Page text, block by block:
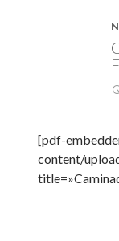
[pdf-
content/